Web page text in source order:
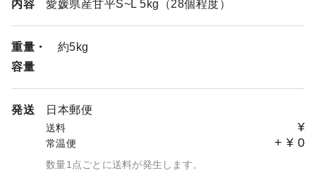
内容 愛媛県産甘平S~L 5kg（28個程度）
重量・
容量
約5kg
発送 日本郵便
送料 ¥
常温便 + ¥ 0
数量1点ごとに送料が発生します。